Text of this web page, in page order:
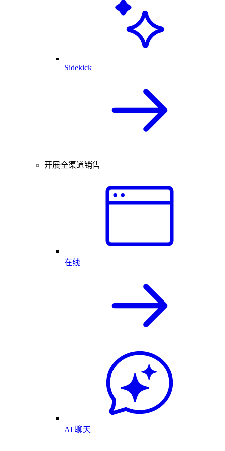
Sidekick
开展全渠道销售
在线
AI 聊天